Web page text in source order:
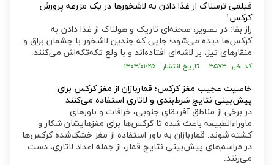
فیلمی ترسناک از غذا دادن به لاشخورها در یک مزرعه پرورش
کرکس!
راز بقا: در تصویر، صحنه‌ای تاریک و هولناک از غذا دادن به
کرکس‌ها دیده می‌شود؛ جایی که چندین لاشخور با چشمان براق و
منقار‌های تیز، بر لاشه‌ای افتاده‌اند و با ولع تکه‌تکه‌اش می‌کنند.
کد خبر: ۳۵۷۳ تاریخ انتشار : ۱۴۰۴/۰۱/۲۵
خاصیت عجیب مغز کرکس؛ قماربازان از مغز کرکس برای
پیش‌بینی نتایج شرط‌بندی و لاتاری استفاده می‌کنند
در برخی از مناطق آفریقای جنوبی، خرافات و باور‌های
ماوراءالطبیعه باعث شده تا کرکس‌ها برای مغزهایشان شکار و
کشته شوند. قماربازان به باور استفاده از مغز خشک‌شده کرکس‌ها
در مراسم‌های پیش‌بینی نتایج قمار، از جمله اعداد لاتاری، دست
می‌زنند.